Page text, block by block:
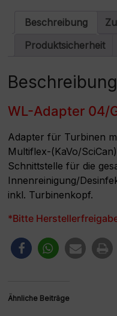
Beschreibung
Produktsicherheit
Beschreibung
WL-Adapter 04/
Adapter für Turbinen
Multiflex-(KaVo/SciCan)
Schnittstelle für die
Innenreinigung/
inkl. Turbinenkopf.
*Bitte
Ähnliche Beiträge